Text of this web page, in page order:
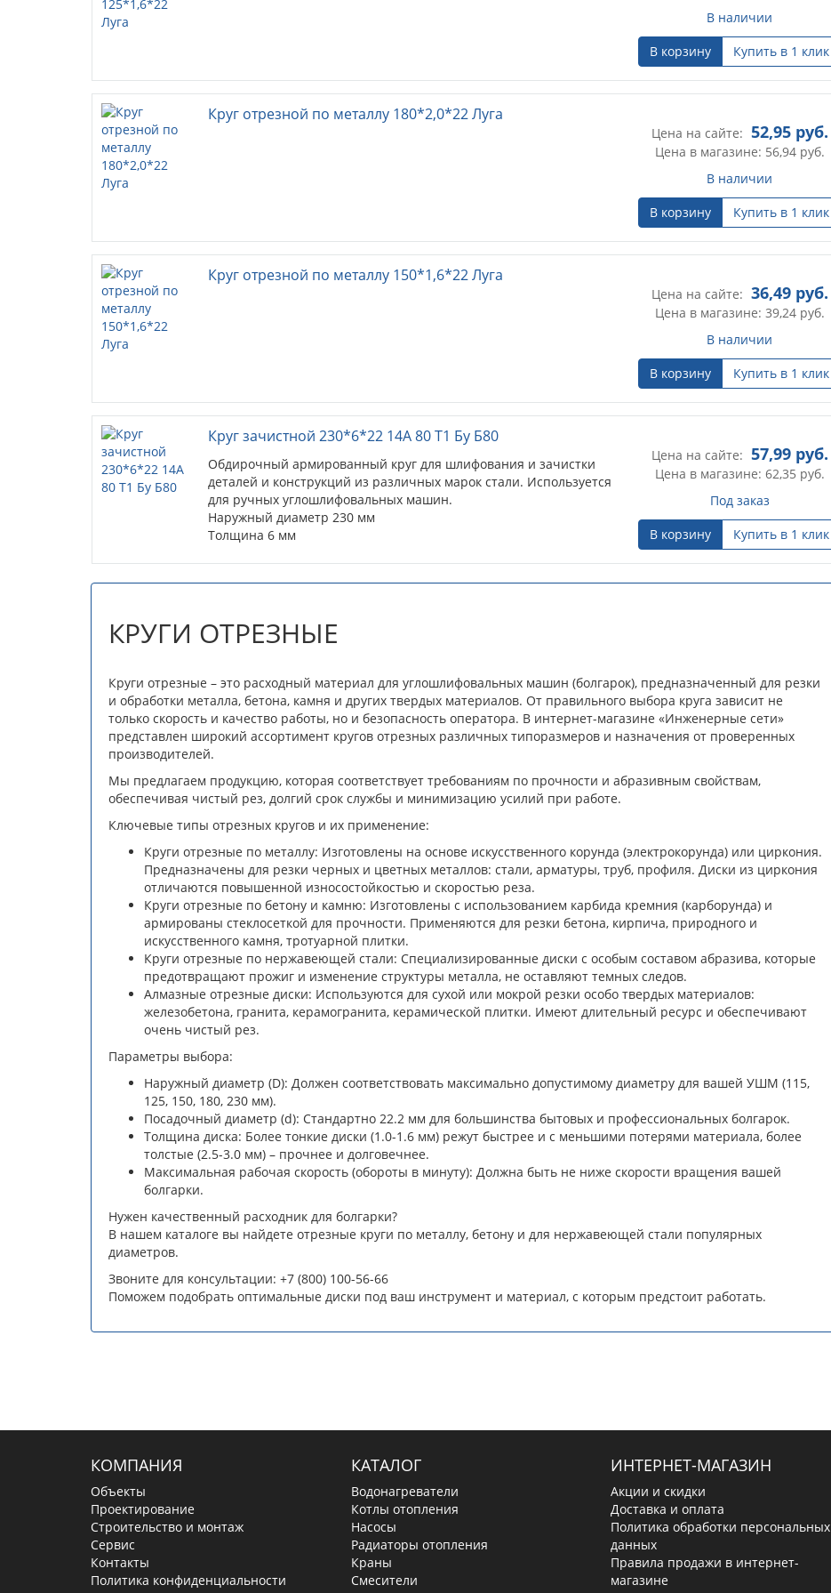
В наличии
В корзину
Купить в 1 клик
Круг отрезной по металлу 180*2,0*22 Луга
Цена на сайте: 52,95руб.
Цена в магазине: 56,94руб.
В наличии
В корзину
Купить в 1 клик
Круг отрезной по металлу 150*1,6*22 Луга
Цена на сайте: 36,49руб.
Цена в магазине: 39,24руб.
В наличии
В корзину
Купить в 1 клик
Круг зачистной 230*6*22 14А 80 Т1 Бу Б80
Обдирочный армированный круг для шлифования и зачистки
деталей и конструкций из различных марок стали. Используется
для ручных углошлифовальных машин.
Наружный диаметр 230 мм
Толщина 6 мм
Шлифматериал 14А
Цена на сайте: 57,99руб.
Цена в магазине: 62,35 руб.
Под заказ
В корзину
Купить в 1 клик
КРУГИ ОТРЕЗНЫЕ
Круги отрезные – это расходный материал для углошлифовальных машин (болгарок), предназначенный для резки
и обработки металла, бетона, камня и других твердых материалов. От правильного выбора круга зависит не
только скорость и качество работы, но и безопасность оператора. В интернет-магазине «Инженерные сети»
представлен широкий ассортимент кругов отрезных различных типоразмеров и назначения от проверенных
производителей.
Мы предлагаем продукцию, которая соответствует требованиям по прочности и абразивным свойствам,
обеспечивая чистый рез, долгий срок службы и минимизацию усилий при работе.
Ключевые типы отрезных кругов и их применение:
Круги отрезные по металлу: Изготовлены на основе искусственного корунда (электрокорунда) или циркония.
Предназначены для резки черных и цветных металлов: стали, арматуры, труб, профиля. Диски из циркония
отличаются повышенной износостойкостью и скоростью реза.
Круги отрезные по бетону и камню: Изготовлены с использованием карбида кремния (карборунда) и
армированы стеклосеткой для прочности. Применяются для резки бетона, кирпича, природного и
искусственного камня, тротуарной плитки.
Круги отрезные по нержавеющей стали: Специализированные диски с особым составом абразива, которые
предотвращают прожиг и изменение структуры металла, не оставляют темных следов.
Алмазные отрезные диски: Используются для сухой или мокрой резки особо твердых материалов:
железобетона, гранита, керамогранита, керамической плитки. Имеют длительный ресурс и обеспечивают
очень чистый рез.
Параметры выбора:
Наружный диаметр (D): Должен соответствовать максимально допустимому диаметру для вашей УШМ (115,
125, 150, 180, 230 мм).
Посадочный диаметр (d): Стандартно 22.2 мм для большинства бытовых и профессиональных болгарок.
Толщина диска: Более тонкие диски (1.0-1.6 мм) режут быстрее и с меньшими потерями материала, более
толстые (2.5-3.0 мм) – прочнее и долговечнее.
Максимальная рабочая скорость (обороты в минуту): Должна быть не ниже скорости вращения вашей
болгарки.
Нужен качественный расходник для болгарки?
В нашем каталоге вы найдете отрезные круги по металлу, бетону и для нержавеющей стали популярных
диаметров.
Звоните для консультации: +7 (800) 100-56-66
Поможем подобрать оптимальные диски под ваш инструмент и материал, с которым предстоит работать.
КОМПАНИЯ
Объекты
Проектирование
Строительство и монтаж
Сервис
Контакты
Политика конфиденциальности
КАТАЛОГ
Водонагреватели
Котлы отопления
Насосы
Радиаторы отопления
Краны
Смесители
ИНТЕРНЕТ-МАГАЗИН
Акции и скидки
Доставка и оплата
Политика обработки персональных
данных
Правила продажи в интернет-
магазине